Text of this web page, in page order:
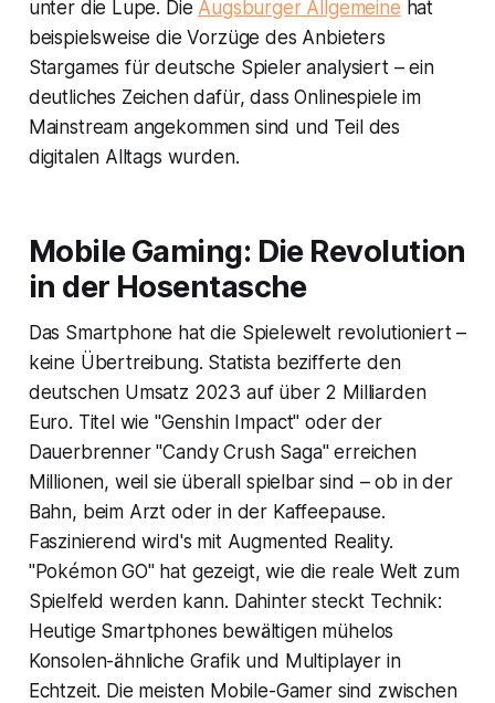
unter die Lupe. Die Augsburger Allgemeine hat
beispielsweise die Vorzüge des Anbieters
Stargames für deutsche Spieler analysiert – ein
deutliches Zeichen dafür, dass Onlinespiele im
Mainstream angekommen sind und Teil des
digitalen Alltags wurden.
Mobile Gaming: Die Revolution
in der Hosentasche
Das Smartphone hat die Spielewelt revolutioniert –
keine Übertreibung. Statista bezifferte den
deutschen Umsatz 2023 auf über 2 Milliarden
Euro. Titel wie "Genshin Impact" oder der
Dauerbrenner "Candy Crush Saga" erreichen
Millionen, weil sie überall spielbar sind – ob in der
Bahn, beim Arzt oder in der Kaffeepause.
Faszinierend wird's mit Augmented Reality.
"Pokémon GO" hat gezeigt, wie die reale Welt zum
Spielfeld werden kann. Dahinter steckt Technik:
Heutige Smartphones bewältigen mühelos
Konsolen-ähnliche Grafik und Multiplayer in
Echtzeit. Die meisten Mobile-Gamer sind zwischen